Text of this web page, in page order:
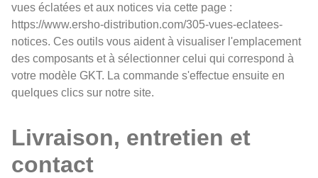
vues éclatées et aux notices via cette page :
https://www.ersho-distribution.com/305-vues-eclatees-
notices. Ces outils vous aident à visualiser l'emplacement
des composants et à sélectionner celui qui correspond à
votre modèle GKT. La commande s'effectue ensuite en
quelques clics sur notre site.
Livraison, entretien et
contact